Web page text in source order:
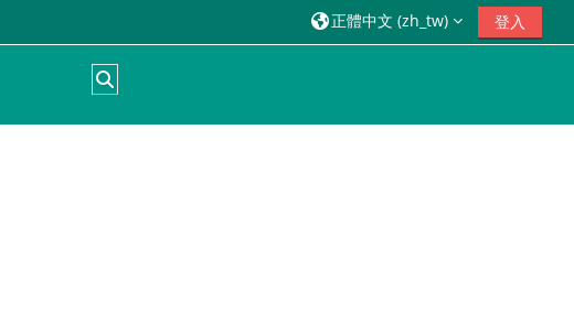
正體中文 ‎(zh_tw)‎ 登入